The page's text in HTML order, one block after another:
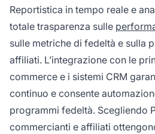
Reportistica in tempo reale e
totale trasparenza sulle
sulle metriche di fedeltà e sulla
affiliati. L’integrazione con le
commerce e i sistemi CRM
continuo e consente
programmi fedeltà. Scegliendo
commercianti e affiliati